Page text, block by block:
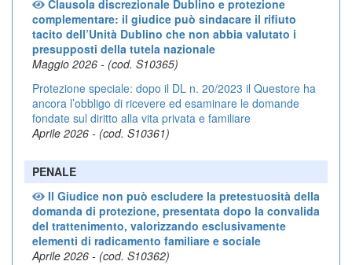
Clausola discrezionale Dublino e protezione
complementare: il giudice può sindacare il rifiuto
tacito dell’Unità Dublino che non abbia valutato i
presupposti della tutela nazionale
Maggio 2026 - (cod. S10365)
Protezione speciale: dopo il DL n. 20/2023 il Questore ha
ancora l’obbligo di ricevere ed esaminare le domande
fondate sul diritto alla vita privata e familiare
Aprile 2026 - (cod. S10361)
PENALE
Il Giudice non può escludere la pretestuosità della
domanda di protezione, presentata dopo la convalida
del trattenimento, valorizzando esclusivamente
elementi di radicamento familiare e sociale
Aprile 2026 - (cod. S10362)